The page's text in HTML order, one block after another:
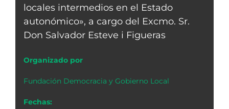
locales intermedios en el Estado
autonómico», a cargo del Excmo. Sr.
Don Salvador Esteve i Figueras
Organizado por
Fundación Democracia y Gobierno Local
Fechas: